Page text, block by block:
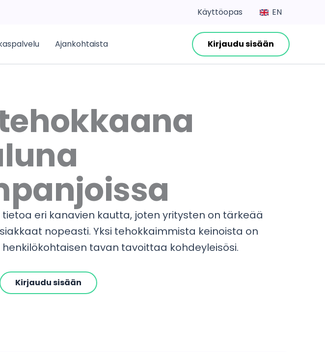
Käyttöopas EN
Ajankohtaista Kirjaudu sisään
eri kanavien kautta, joten yritysten on tärkeää
nopeasti. Yksi tehokkaimmista keinoista on
tavan tavoittaa kohdeyleisösi.
Kirjaudu sisään